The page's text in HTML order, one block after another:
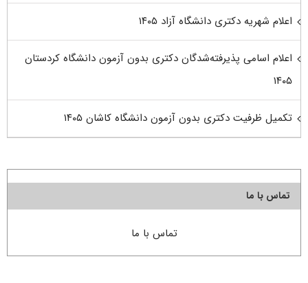
اعلام شهریه دکتری دانشگاه آزاد ۱۴۰۵
اعلام اسامی پذیرفته‌شدگان دکتری بدون آزمون دانشگاه کردستان
۱۴۰۵
تکمیل ظرفیت دکتری بدون آزمون دانشگاه کاشان ۱۴۰۵
تماس با ما
تماس با ما